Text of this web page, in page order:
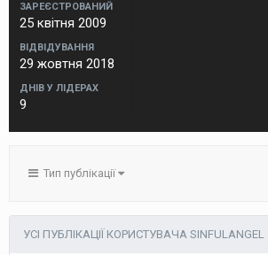
ЗАРЕЄСТРОВАНИЙ
25 квітня 2009
ВІДВІДУВАННЯ
29 жовтня 2018
ДНІВ У ЛІДЕРАХ
9
Тип публікації
УСІ ПУБЛІКАЦІЇ КОРИСТУВАЧА SINFULANGEL